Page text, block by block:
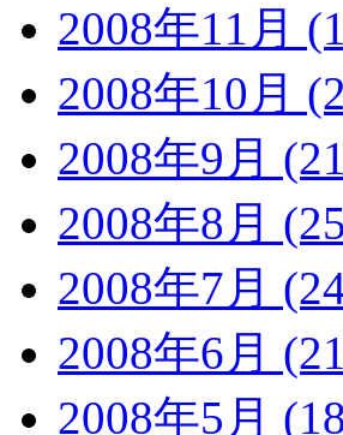
2008年11月
2008年10月
2008年9月
2008年8月
2008年7月
2008年6月
2008年5月